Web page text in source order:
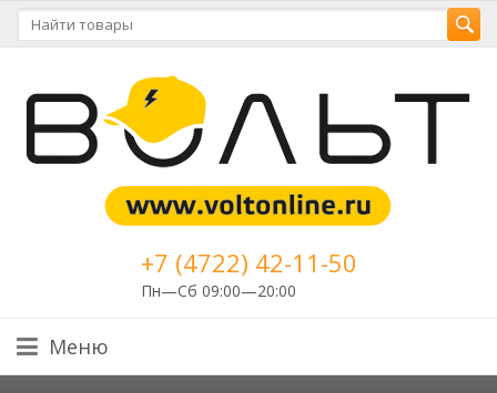
+7 (4722) 42-11-50
Пн—Сб 09:00—20:00
Меню